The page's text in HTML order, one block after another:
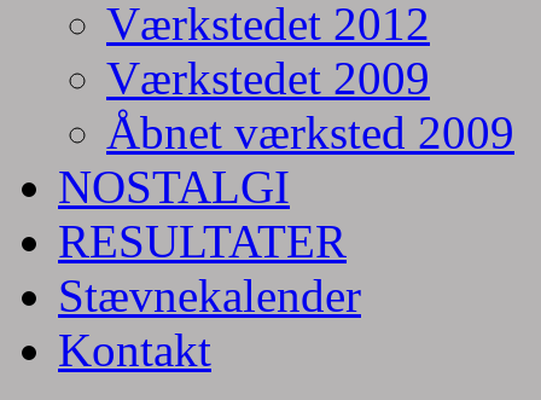
Værkstedet 2012
Værkstedet 2009
Åbnet værksted 2009
NOSTALGI
RESULTATER
Stævnekalender
Kontakt